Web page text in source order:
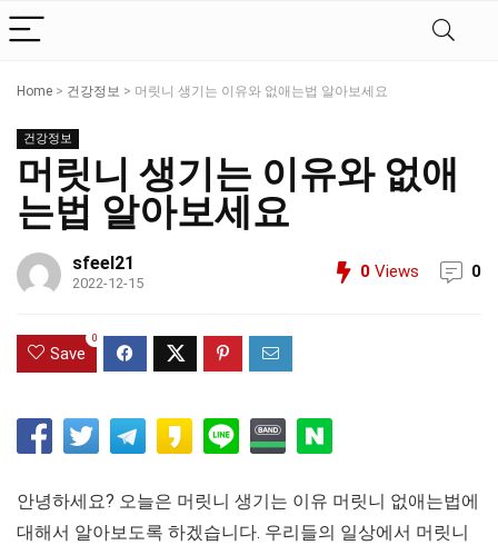
Home > 건강정보 > 머릿니 생기는 이유와 없애는법 알아보세요
건강정보
머릿니 생기는 이유와 없애
는법 알아보세요
sfeel21
2022-12-15
0 Views 0
Save
0
안녕하세요? 오늘은 머릿니 생기는 이유 머릿니 없애는법에
대해서 알아보도록 하겠습니다. 우리들의 일상에서 머릿니